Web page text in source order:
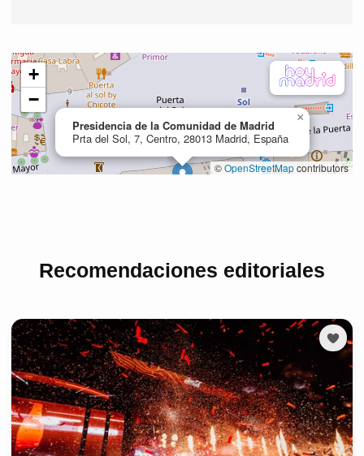
Recomendaciones editoriales